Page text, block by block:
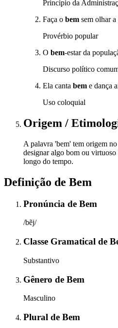
Princípio da
Faça o bem sem olhar a
Provérbio popular
O bem-estar da
Discurso político
Ela canta bem e dança
Uso coloquial
Origem /
A palavra 'bem' tem origem
designar algo bom ou
longo do tempo.
Definição de Bem
Pronúncia de Bem
/bẽj/
Classe Gramatical de
Substantivo
Gênero de Bem
Masculino
Plural de Bem